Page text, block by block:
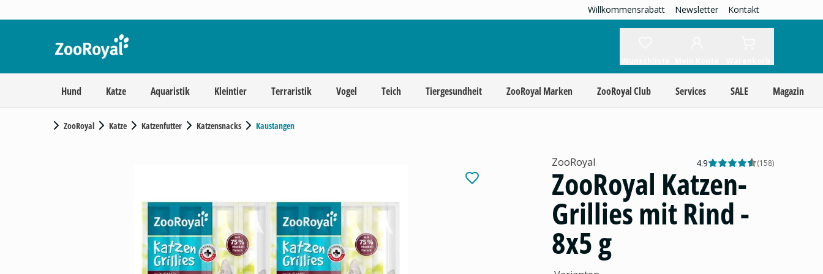
Willkommensrabatt Newsletter Kontakt
Hund Katze Aquaristik Kleintier Terraristik Vogel Teich Tiergesundheit ZooRoyal Marken ZooRoyal Club Services SALE Magazin
ZooRoyal Katze Katzenfutter Katzensnacks Kaustangen
ZooRoyal 4.9 (158)
ZooRoyal Katzen-
Grillies mit Rind -
8x5 g